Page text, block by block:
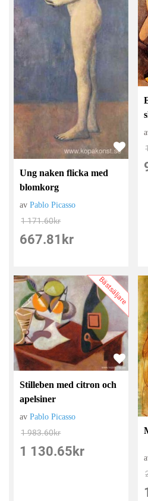
Ung naken flicka med
blomkorg
avPablo Picasso
1 171.60kr
667.81 kr
Bästsäljare
Stilleben med citron och
apelsiner
avPablo Picasso
1 983.60kr
1 130.65 kr